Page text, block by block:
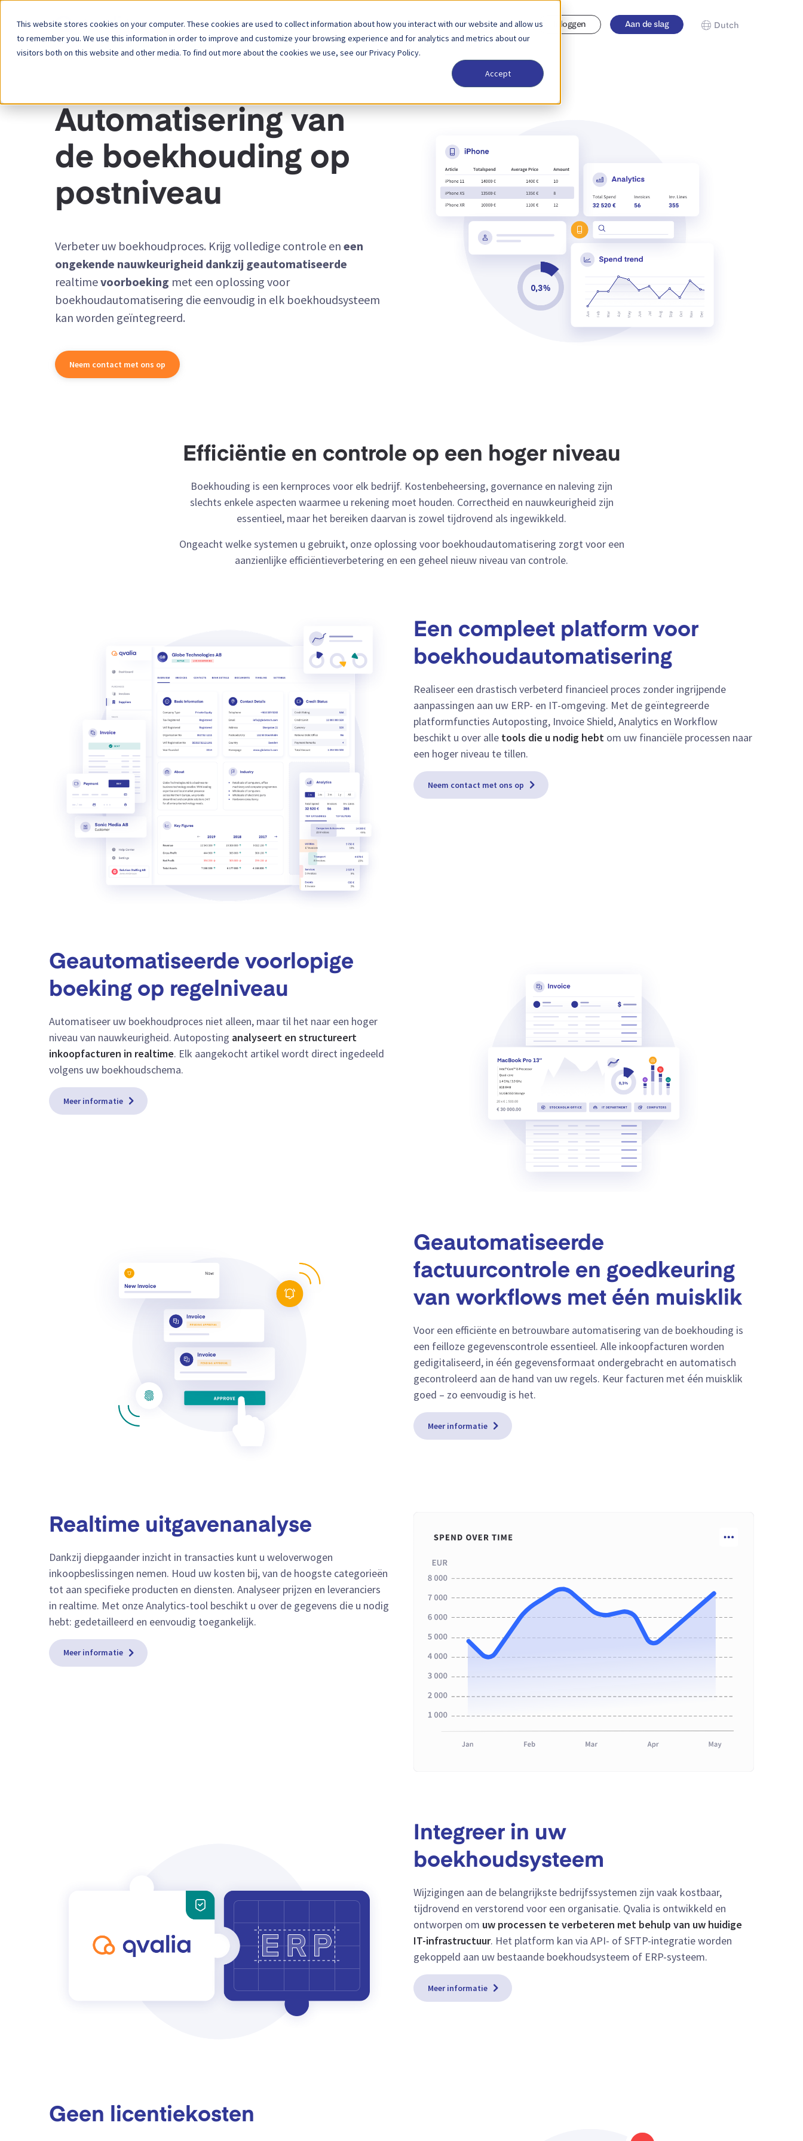
This website stores cookies on your computer. These cookies are used to collect information about how you interact with our website and allow us
to remember you. We use this information in order to improve and customize your browsing experience and for analytics and metrics about our
visitors both on this website and other media. To find out more about the cookies we use, see our Privacy Policy.
Accept
Platform Oplossingen Partner Prijzen Bedrijf Inloggen Aan de slag Dutch
Automatisering van
de boekhouding op
postniveau
Verbeter uw boekhoudproces. Krijg volledige controle en een
ongekende nauwkeurigheid dankzij geautomatiseerde
realtimevoorboeking met een oplossing voor
boekhoudautomatisering die eenvoudig in elk boekhoudsysteem
kan worden geïntegreerd.
Neem contact met ons op
Efficiëntie en controle op een hoger niveau
Boekhouding is een kernproces voor elk bedrijf. Kostenbeheersing, governance en naleving zijn
slechts enkele aspecten waarmee u rekening moet houden. Correctheid en nauwkeurigheid zijn
essentieel, maar het bereiken daarvan is zowel tijdrovend als ingewikkeld.
Ongeacht welke systemen u gebruikt, onze oplossing voor boekhoudautomatisering zorgt voor een
aanzienlijke efficiëntieverbetering en een geheel nieuw niveau van controle.
Een compleet platform voor
boekhoudautomatisering
Realiseer een drastisch verbeterd financieel proces zonder ingrijpende
aanpassingen aan uw ERP- en IT-omgeving. Met de geïntegreerde
platformfuncties Autoposting, Invoice Shield, Analytics en Workflow
beschikt u over alle tools die u nodig hebt om uw financiële processen naar
een hoger niveau te tillen.
Neem contact met ons op
Geautomatiseerde voorlopige
boeking op regelniveau
Automatiseer uw boekhoudproces niet alleen, maar til het naar een hoger
niveau van nauwkeurigheid. Autoposting analyseert en structureert
inkoopfacturen in realtime. Elk aangekocht artikel wordt direct ingedeeld
volgens uw boekhoudschema.
Meer informatie
Geautomatiseerde
factuurcontrole en goedkeuring
van workflows met één muisklik
Voor een efficiënte en betrouwbare automatisering van de boekhouding is
een feilloze gegevenscontrole essentieel. Alle inkoopfacturen worden
gedigitaliseerd, in één gegevensformaat ondergebracht en automatisch
gecontroleerd aan de hand van uw regels. Keur facturen met één muisklik
goed – zo eenvoudig is het.
Meer informatie
Realtime uitgavenanalyse
Dankzij diepgaander inzicht in transacties kunt u weloverwogen
inkoopbeslissingen nemen. Houd uw kosten bij, van de hoogste categorieën
tot aan specifieke producten en diensten. Analyseer prijzen en leveranciers
in realtime. Met onze Analytics-tool beschikt u over de gegevens die u nodig
hebt: gedetailleerd en eenvoudig toegankelijk.
Meer informatie
Integreer in uw
boekhoudsysteem
Wijzigingen aan de belangrijkste bedrijfssystemen zijn vaak kostbaar,
tijdrovend en verstorend voor een organisatie. Qvalia is ontwikkeld en
ontworpen om uw processen te verbeteren met behulp van uw huidige
IT-infrastructuur. Het platform kan via API- of SFTP-integratie worden
gekoppeld aan uw bestaande boekhoudsysteem of ERP-systeem.
Meer informatie
Geen licentiekosten